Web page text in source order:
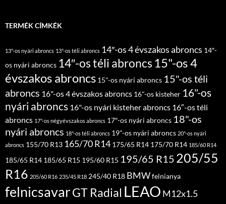
TERMÉK CÍMKÉK
13"-os nyári abroncs 13"-os téli abroncs 14″-os 4 évszakos abroncs 14″-
os nyári abroncs 14″-os téli abroncs 15"-os 4
évszakos abroncs 15"-os nyári abroncs 15"-os téli
abroncs 16"-os 4 évszakos abroncs 16"-os kisteher 16"-os
nyári abroncs 16"-os nyári kisteher abroncs 16″-os téli
abroncs 17"-os négyévszakos abroncs 17″-os nyári abroncs 18"-os
nyári abroncs 18"-os téli abroncs 19"-os nyári abroncs 20"-os nyári
abroncs 155/70 R13 165/70 R14 175/65 R14 175/70 R14 185/60 R14
185/65 R14 185/65 R15 195/60 R15 195/65 R15 205/55
R16 205/60 R16 235/45 R18 245/40 R18 BMWfelnianya
felnicsavarGT Radial LEAO M12x1.5